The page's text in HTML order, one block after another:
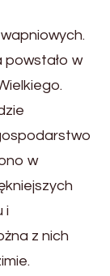
powstało w
w
i
z nich